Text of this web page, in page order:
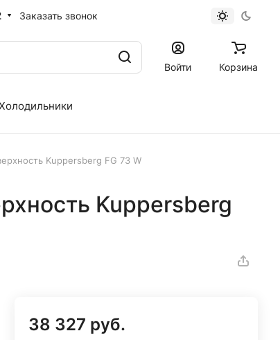
Заказать звонок
Войти Корзина
Kuppersberg FG 73 W
Kuppersberg
38 327 руб.